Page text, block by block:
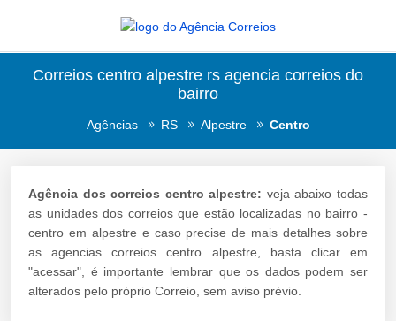
Correios centro alpestre rs agencia correios do
bairro
Agências RS Alpestre Centro
Agência dos correios centro alpestre: veja abaixo todas
as unidades dos correios que estão localizadas no bairro -
centro em alpestre e caso precise de mais detalhes sobre
as agencias correios centro alpestre, basta clicar em
"acessar", é importante lembrar que os dados podem ser
alterados pelo próprio Correio, sem aviso prévio.